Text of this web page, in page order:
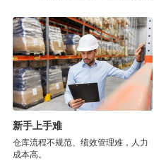
新手上手难
仓库流程不规范、绩效管理难，人力
成本高。